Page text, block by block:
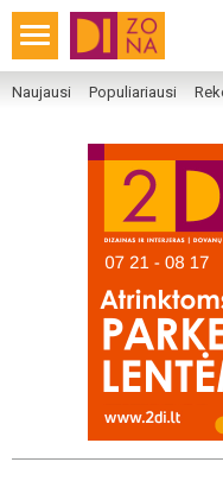
Naujausi Populiariausi